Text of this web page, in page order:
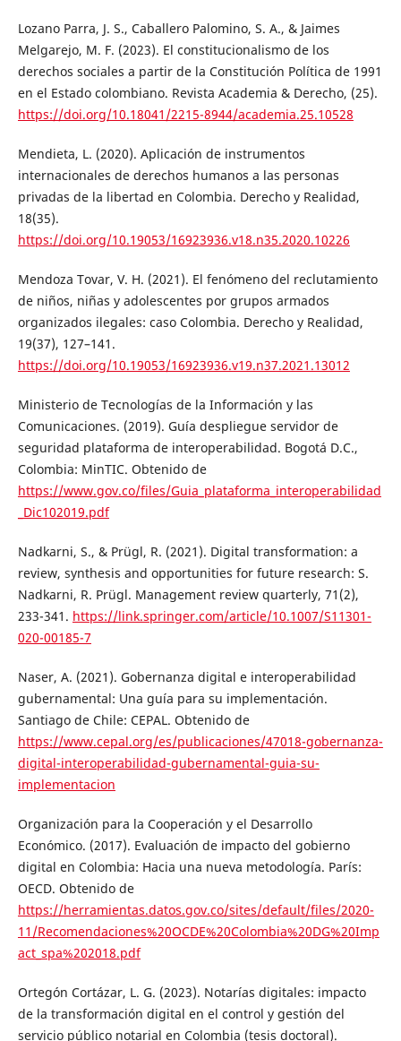
Lozano Parra, J. S., Caballero Palomino, S. A., & Jaimes
Melgarejo, M. F. (2023). El constitucionalismo de los
derechos sociales a partir de la Constitución Política de 1991
en el Estado colombiano. Revista Academia & Derecho, (25).
https://doi.org/10.18041/2215-8944/academia.25.10528
Mendieta, L. (2020). Aplicación de instrumentos
internacionales de derechos humanos a las personas
privadas de la libertad en Colombia. Derecho y Realidad,
18(35).
https://doi.org/10.19053/16923936.v18.n35.2020.10226
Mendoza Tovar, V. H. (2021). El fenómeno del reclutamiento
de niños, niñas y adolescentes por grupos armados
organizados ilegales: caso Colombia. Derecho y Realidad,
19(37), 127–141.
https://doi.org/10.19053/16923936.v19.n37.2021.13012
Ministerio de Tecnologías de la Información y las
Comunicaciones. (2019). Guía despliegue servidor de
seguridad plataforma de interoperabilidad. Bogotá D.C.,
Colombia: MinTIC. Obtenido de
https://www.gov.co/files/Guia_plataforma_interoperabilidad
_Dic102019.pdf
Nadkarni, S., & Prügl, R. (2021). Digital transformation: a
review, synthesis and opportunities for future research: S.
Nadkarni, R. Prügl. Management review quarterly, 71(2),
233-341. https://link.springer.com/article/10.1007/S11301-
020-00185-7
Naser, A. (2021). Gobernanza digital e interoperabilidad
gubernamental: Una guía para su implementación.
Santiago de Chile: CEPAL. Obtenido de
https://www.cepal.org/es/publicaciones/47018-gobernanza-
digital-interoperabilidad-gubernamental-guia-su-
implementacion
Organización para la Cooperación y el Desarrollo
Económico. (2017). Evaluación de impacto del gobierno
digital en Colombia: Hacia una nueva metodología. París:
OECD. Obtenido de
https://herramientas.datos.gov.co/sites/default/files/2020-
11/Recomendaciones%20OCDE%20Colombia%20DG%20Imp
act_spa%202018.pdf
Ortegón Cortázar, L. G. (2023). Notarías digitales: impacto
de la transformación digital en el control y gestión del
servicio público notarial en Colombia (tesis doctoral).